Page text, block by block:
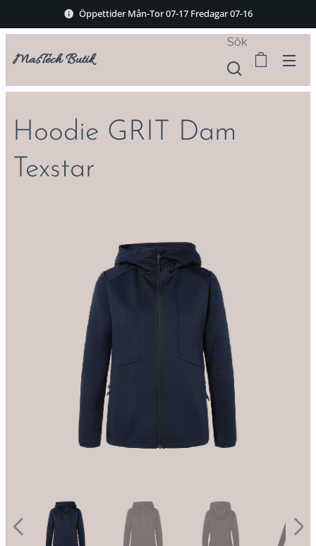
Öppettider Mån-Tor 07-17 Fredagar 07-16
MasTech Butik
Sök
Hoodie GRIT Dam
Texstar